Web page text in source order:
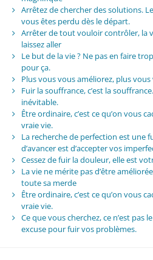
Arrêtez de chercher des solutions.
vous êtes perdu dès le départ.
Arrêter de tout vouloir contrôler, la
laissez aller
Le but de la vie ? Ne pas en faire
pour ça.
Plus vous vous améliorez, plus
Fuir la souffrance, c’est la
inévitable.
Être ordinaire, c’est ce qu’on vous
vraie vie.
La recherche de perfection est une
d’avancer est d’accepter vos
Cessez de fuir la douleur, elle est
La vie ne mérite pas d’être
toute sa merde
Être ordinaire, c’est ce qu’on vous
vraie vie.
Ce que vous cherchez, ce n’est pas
excuse pour fuir vos problèmes.